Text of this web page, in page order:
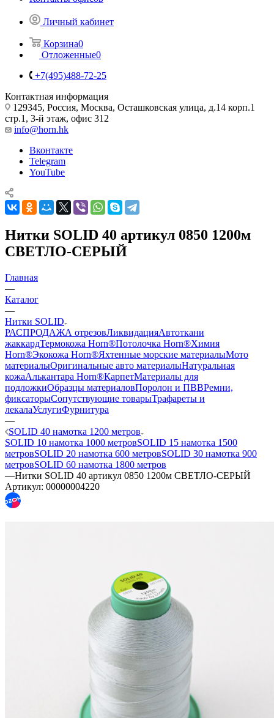
Контакты офисов
Личный кабинет
Корзина0
Отложенные0
+7(495)488-72-25
Контактная информация
129345, Россия, Москва, Осташковская улица, д.14 корп.1
стр.1, 3-й этаж, офис 312
info@horn.hk
Вконтакте
Telegram
YouTube
Нитки SOLID 40 артикул 0850 1200м
СВЕТЛО-СЕРЫЙ
Главная
—
Каталог
—
Нитки SOLID
РАСПРОДАЖА отрезовЛиквидацияАвтоткани
жаккардТермокожа Horn®Потолочка Horn®Химия
Horn®Экокожа Horn®Яхтенные морские материалыМото
материалыОригинальные авто материалыНатуральная
кожаАлькантара Horn®КарпетМатериалы для
подложкиОбразцы материаловПоролон и ПВВРемни,
фиксаторыСопутствующие товарыТрафареты и
лекалаУслугиФурнитура
—
SOLID 40 намотка 1200 метров
SOLID 10 намотка 1000 метровSOLID 15 намотка 1500
метровSOLID 20 намотка 600 метровSOLID 30 намотка 900
метровSOLID 60 намотка 1800 метров
—Нитки SOLID 40 артикул 0850 1200м СВЕТЛО-СЕРЫЙ
Артикул: